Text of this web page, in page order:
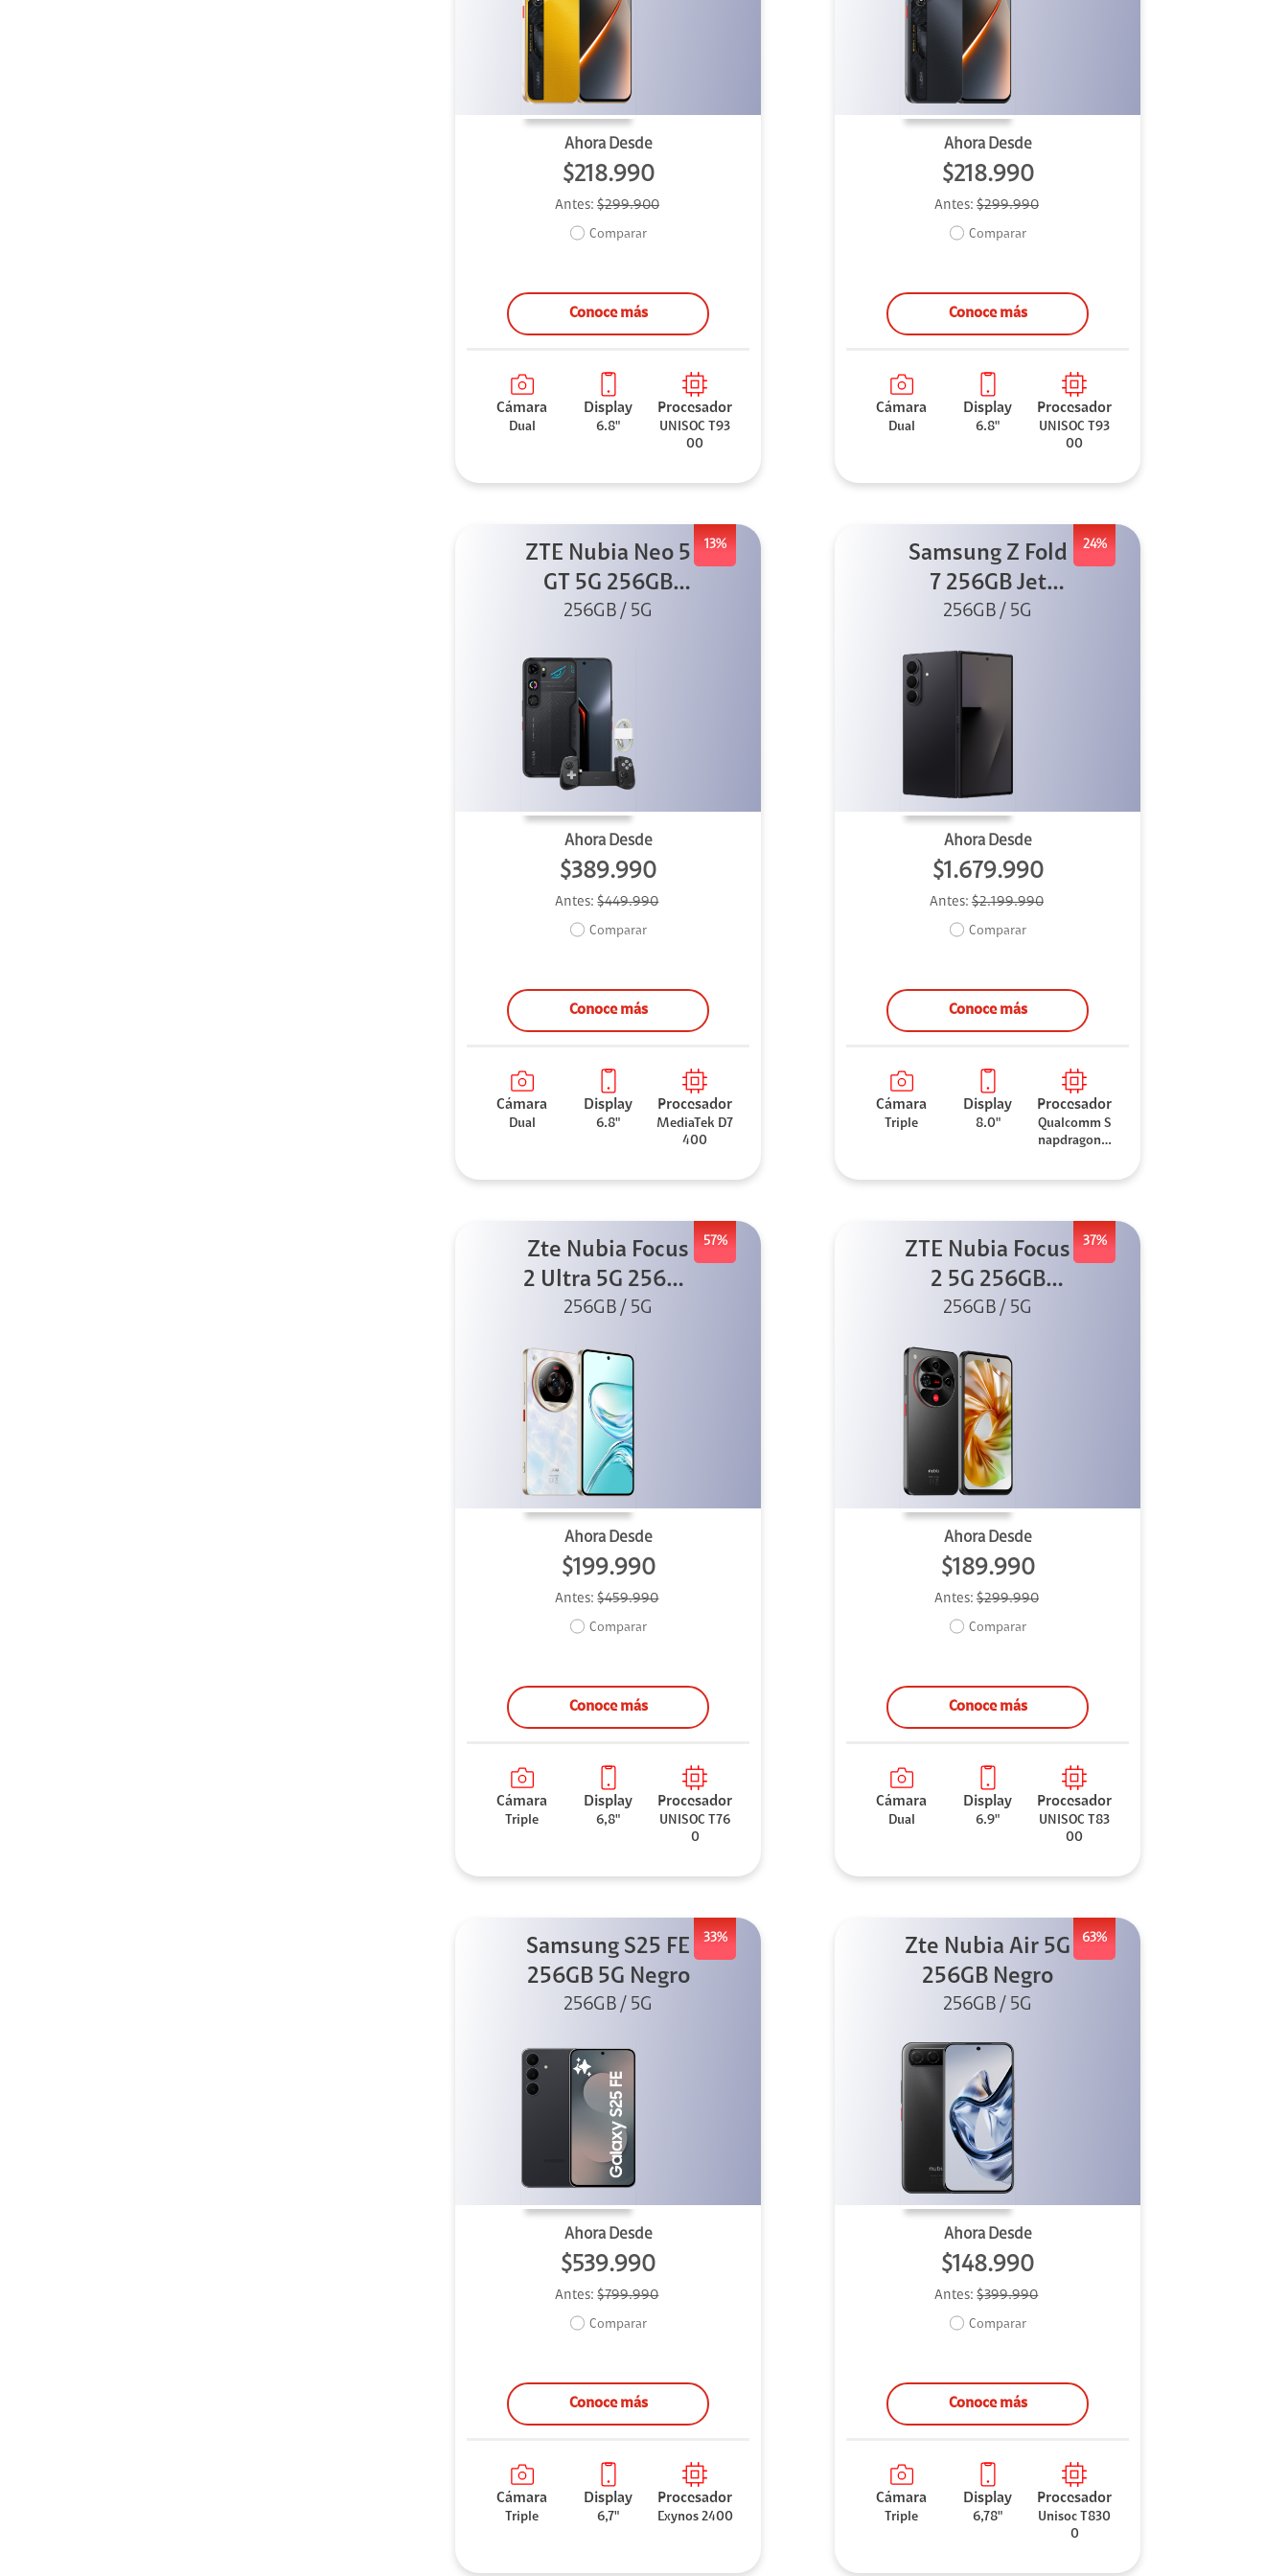
Ahora Desde
$218.990
Antes: $299.900
Comparar
Conoce más
Cámara
Dual
Display
6.8"
Procesador
UNISOC T93
00
Ahora Desde
$218.990
Antes: $299.990
Comparar
Conoce más
Cámara
Dual
Display
6.8"
Procesador
UNISOC T93
00
13%
ZTE Nubia Neo 5
GT 5G 256GB
Negro + GPAD +
256GB / 5G
Ahora Desde
$389.990
Antes:$449.990
Comparar
Conoce más
Cámara
Dual
Display
6.8"
Procesador
MediaTek D7
400
24%
Samsung Z Fold
7 256GB Jet
Black
256GB / 5G
Ahora Desde
$1.679.990
Antes: $2.199.990
Comparar
Conoce más
Cámara
Triple
Display
8.0"
Procesador
Qualcomm S
napdragon 8
57%
Zte Nubia Focus
2 Ultra 5G 256GB
Blanco
256GB / 5G
Ahora Desde
$199.990
Antes:$459.990
Comparar
Conoce más
Cámara
Triple
Display
6,8"
Procesador
UNISOC T76
0
37%
ZTE Nubia Focus
2 5G 256GB
Negro
256GB / 5G
Ahora Desde
$189.990
Antes: $299.990
Comparar
Conoce más
Cámara
Dual
Display
6.9"
Procesador
UNISOC T83
00
33%
Samsung S25 FE
256GB 5G Negro
256GB / 5G
Ahora Desde
$539.990
Antes:$799.990
Comparar
Conoce más
Cámara
Triple
Display
6,7"
Procesador
Exynos 2400
63%
Zte Nubia Air 5G
256GB Negro
256GB / 5G
Ahora Desde
$148.990
Antes:$399.990
Comparar
Conoce más
Cámara
Triple
Display
6,78"
Procesador
Unisoc T830
0